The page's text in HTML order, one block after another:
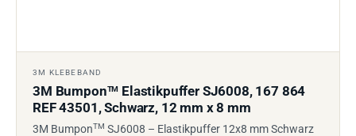
3M KLEBEBAND
3M BumponTM Elastikpuffer SJ6008, 167 864
REF 43501, Schwarz, 12 mm x 8 mm
3M BumponTM SJ6008 – Elastikpuffer 12x8 mm Schwarz